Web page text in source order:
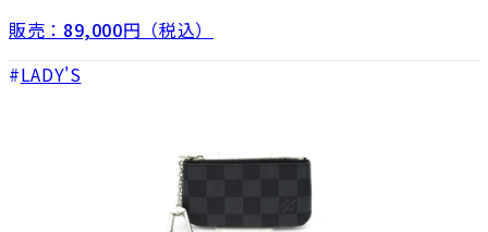
販売： 89,000円（税込）
LADY'S